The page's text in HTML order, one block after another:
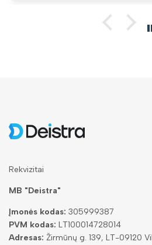
Rekvizitai
MB "Deistra"
Įmonės kodas: 305999387
PVM kodas: LT100014728014
Adresas: Žirmūnų g. 139, LT-09120